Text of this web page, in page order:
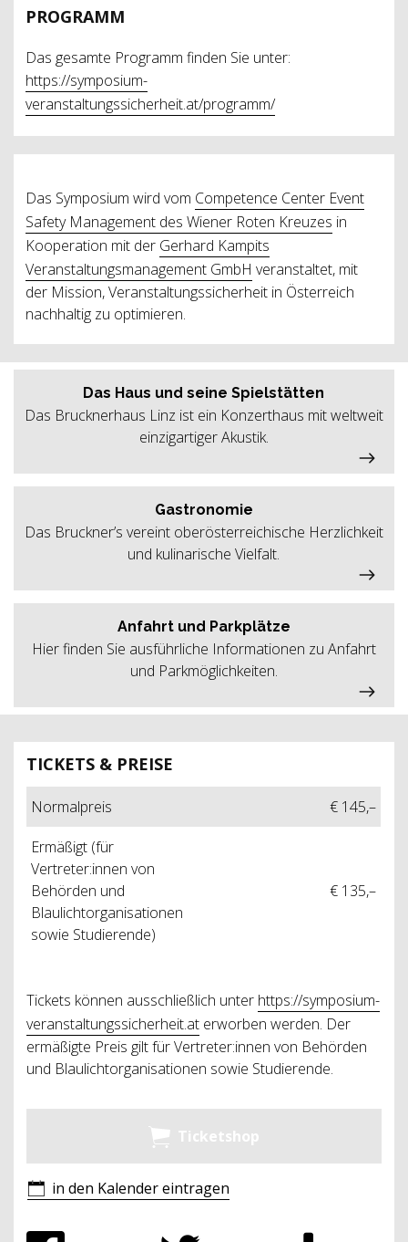
PROGRAMM
Das gesamte Programm finden Sie unter:
https://symposium-
veranstaltungssicherheit.at/programm/
Das Symposium wird vom Competence Center Event
Safety Management des Wiener Roten Kreuzes in
Kooperation mit der Gerhard Kampits
Veranstaltungsmanagement GmbH veranstaltet, mit
der Mission, Veranstaltungssicherheit in Österreich
nachhaltig zu optimieren.
TICKETS & PREISE
Normalpreis
€ 145,–
Ermäßigt (für
Vertreter:innen von
Behörden und
Blaulichtorganisationen
sowie Studierende)
€ 135,–
Tickets können ausschließlich unter https://symposium-
veranstaltungssicherheit.at erworben werden. Der
ermäßigte Preis gilt für Vertreter:innen von Behörden
und Blaulichtorganisationen sowie Studierende.
Ticketshop
in den Kalender eintragen
Das Haus und seine Spielstätten
Das Brucknerhaus Linz ist ein Konzerthaus mit weltweit
einzigartiger Akustik.
Gastronomie
Das Bruckner’s vereint oberösterreichische Herzlichkeit
und kulinarische Vielfalt.
Anfahrt und Parkplätze
Hier finden Sie ausführliche Informationen zu Anfahrt
und Parkmöglichkeiten.